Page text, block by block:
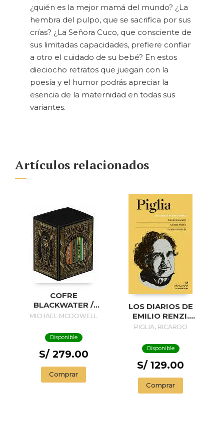
¿quién es la mejor mamá del mundo? ¿La
hembra del pulpo, que se sacrifica por sus
crías? ¿La Señora Cuco, que consciente de
sus limitadas capacidades, prefiere confiar
a otro el cuidado de su bebé? En estos
dieciocho retratos que juegan con la
poesía y el humor podrás apreciar la
esencia de la maternidad en todas sus
variantes.
Artículos relacionados
COFRE
BLACKWATER /
BLACKWATER
MICHAEL MCDOWELL
Disponible
S/ 279.00
Comprar
LOS DIARIOS DE
EMILIO RENZI.
AÑOS DE
AÑOS FELICES II;
UN DIA EN LA VIDA
III
PIGLIA, RICARDO
Disponible
S/ 129.00
Comprar